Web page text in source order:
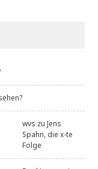
wvs zuJens
Spahn, die x-te
Folge